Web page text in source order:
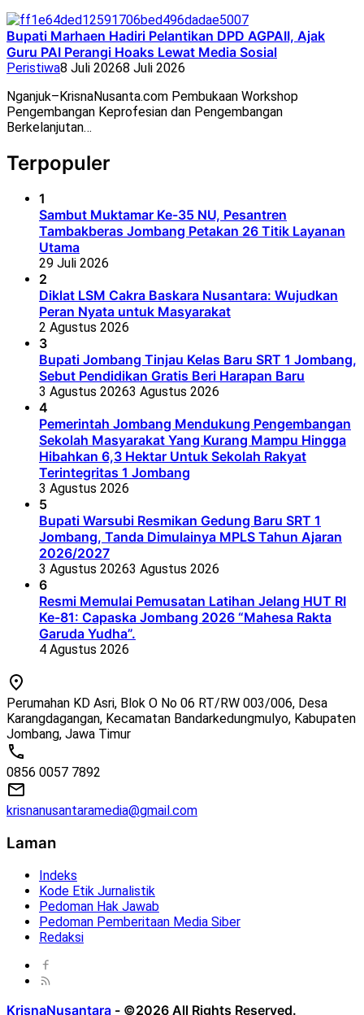
Bupati Marhaen Hadiri Pelantikan DPD AGPAII, Ajak
Guru PAI Perangi Hoaks Lewat Media Sosial
Peristiwa8 Juli 20268 Juli 2026
Nganjuk–KrisnaNusanta.com Pembukaan Workshop
Pengembangan Keprofesian dan Pengembangan
Berkelanjutan…
Terpopuler
1
Sambut Muktamar Ke-35 NU, Pesantren
Tambakberas Jombang Petakan 26 Titik Layanan
Utama
29 Juli 2026
2
Diklat LSM Cakra Baskara Nusantara: Wujudkan
Peran Nyata untuk Masyarakat
2 Agustus 2026
3
Bupati Jombang Tinjau Kelas Baru SRT 1 Jombang,
Sebut Pendidikan Gratis Beri Harapan Baru
3 Agustus 20263 Agustus 2026
4
Pemerintah Jombang Mendukung Pengembangan
Sekolah Masyarakat Yang Kurang Mampu Hingga
Hibahkan 6,3 Hektar Untuk Sekolah Rakyat
Terintegritas 1 Jombang
3 Agustus 2026
5
Bupati Warsubi Resmikan Gedung Baru SRT 1
Jombang, Tanda Dimulainya MPLS Tahun Ajaran
2026/2027
3 Agustus 20263 Agustus 2026
6
Resmi Memulai Pemusatan Latihan Jelang HUT RI
Ke-81: Capaska Jombang 2026 “Mahesa Rakta
Garuda Yudha”.
4 Agustus 2026
Perumahan KD Asri, Blok O No 06 RT/RW 003/006, Desa
Karangdagangan, Kecamatan Bandarkedungmulyo, Kabupaten
Jombang, Jawa Timur
0856 0057 7892
krisnanusantaramedia@gmail.com
Laman
Indeks
Kode Etik Jurnalistik
Pedoman Hak Jawab
Pedoman Pemberitaan Media Siber
Redaksi
KrisnaNusantara - ©2026 All Rights Reserved.